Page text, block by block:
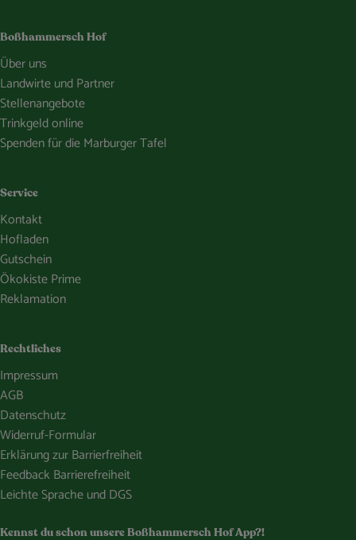
Boßhammersch Hof
Über uns
Landwirte und Partner
Stellenangebote
Trinkgeld online
Spenden für die Marburger Tafel
Service
Kontakt
Hofladen
Gutschein
Ökokiste Prime
Reklamation
Rechtliches
Impressum
AGB
Datenschutz
Widerruf-Formular
Erklärung zur Barrierfreiheit
Feedback Barrierefreiheit
Leichte Sprache und DGS
Kennst du schon unsere Boßhammersch Hof App?!